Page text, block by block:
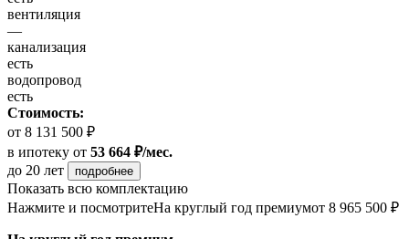
вентиляция
—
канализация
есть
водопровод
есть
Стоимость:
от 8 131 500 ₽
в ипотеку от 53 664 ₽/мес.
до 20 лет
подробнее
Показать всю комплектацию
Нажмите и посмотритеНа круглый год премиумот 8 965 500 ₽